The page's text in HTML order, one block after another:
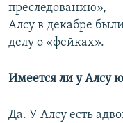
преследованию», —
Алсу в декабре
делу о «фейках».
Имеется ли у Алсу
Да. У Алсу есть